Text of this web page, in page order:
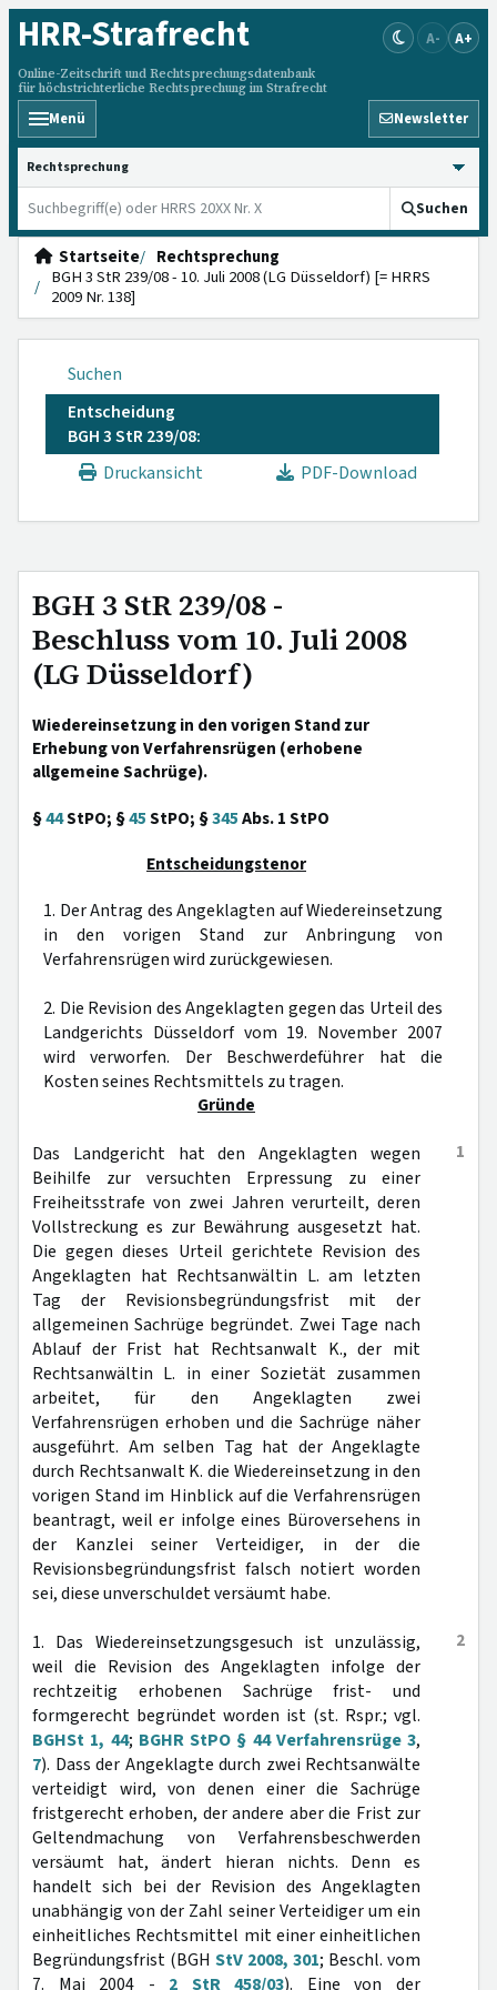
HRR-Strafrecht
Online-Zeitschrift und Rechtsprechungsdatenbank
für höchstrichterliche Rechtsprechung im Strafrecht
A- A+
Menü Newsletter
HRRS durchsuchen
Suchen
Startseite
Rechtsprechung
BGH 3 StR 239/08 - 10. Juli 2008 (LG Düsseldorf) [= HRRS
2009 Nr. 138]
Suchen
Entscheidung
BGH 3 StR 239/08:
Druckansicht
PDF-Download
BGH 3 StR 239/08 -
Beschluss vom 10. Juli 2008
(LG Düsseldorf)
Wiedereinsetzung in den vorigen Stand zur
Erhebung von Verfahrensrügen (erhobene
allgemeine Sachrüge).
§44StPO; §45StPO; §345Abs. 1 StPO
Entscheidungstenor
1. Der Antrag des Angeklagten auf Wiedereinsetzung
in den vorigen Stand zur Anbringung von
Verfahrensrügen wird zurückgewiesen.
2. Die Revision des Angeklagten gegen das Urteil des
Landgerichts Düsseldorf vom 19. November 2007
wird verworfen. Der Beschwerdeführer hat die
Kosten seines Rechtsmittels zu tragen.
Gründe
1
Das Landgericht hat den Angeklagten wegen
Beihilfe zur versuchten Erpressung zu einer
Freiheitsstrafe von zwei Jahren verurteilt, deren
Vollstreckung es zur Bewährung ausgesetzt hat.
Die gegen dieses Urteil gerichtete Revision des
Angeklagten hat Rechtsanwältin L. am letzten
Tag der Revisionsbegründungsfrist mit der
allgemeinen Sachrüge begründet. Zwei Tage nach
Ablauf der Frist hat Rechtsanwalt K., der mit
Rechtsanwältin L. in einer Sozietät zusammen
arbeitet, für den Angeklagten zwei
Verfahrensrügen erhoben und die Sachrüge näher
ausgeführt. Am selben Tag hat der Angeklagte
durch Rechtsanwalt K. die Wiedereinsetzung in den
vorigen Stand im Hinblick auf die Verfahrensrügen
beantragt, weil er infolge eines Büroversehens in
der Kanzlei seiner Verteidiger, in der die
Revisionsbegründungsfrist falsch notiert worden
sei, diese unverschuldet versäumt habe.
2
1. Das Wiedereinsetzungsgesuch ist unzulässig,
weil die Revision des Angeklagten infolge der
rechtzeitig erhobenen Sachrüge frist- und
formgerecht begründet worden ist (st. Rspr.; vgl.
BGHSt 1, 44; BGHR StPO § 44 Verfahrensrüge 3,
7). Dass der Angeklagte durch zwei Rechtsanwälte
verteidigt wird, von denen einer die Sachrüge
fristgerecht erhoben, der andere aber die Frist zur
Geltendmachung von Verfahrensbeschwerden
versäumt hat, ändert hieran nichts. Denn es
handelt sich bei der Revision des Angeklagten
unabhängig von der Zahl seiner Verteidiger um ein
einheitliches Rechtsmittel mit einer einheitlichen
Begründungsfrist (BGH StV 2008, 301; Beschl. vom
7. Mai 2004 - 2 StR 458/03). Eine von der